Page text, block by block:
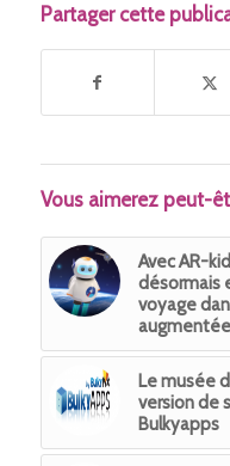
Partager cette
Vous aimerez peut-
Avec AR-
désormais
voyage
augmentée
Le musée
version de
Bulkyapps